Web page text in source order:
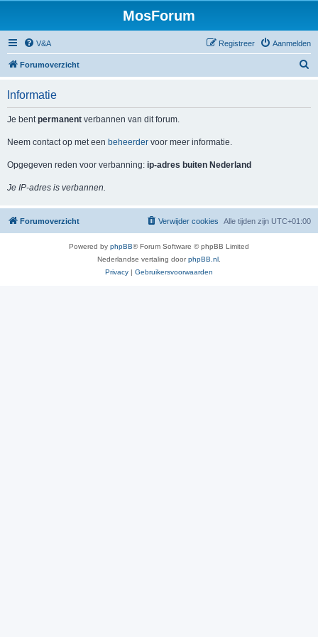
MosForum
V&A Aanmelden
Registreer
Forumoverzicht
Informatie
Je bentpermanent verbannen van dit forum.
Neem contact op met een beheerder voor meer informatie.
Opgegeven reden voor verbanning: ip-adres buiten Nederland
Je IP-adres is verbannen.
Forumoverzicht Alle tijden zijn UTC+01:00
Verwijder cookies
Powered by phpBB® Forum Software © phpBB Limited
Nederlandse vertaling doorphpBB.nl
Privacy | Gebruikersvoorwaarden